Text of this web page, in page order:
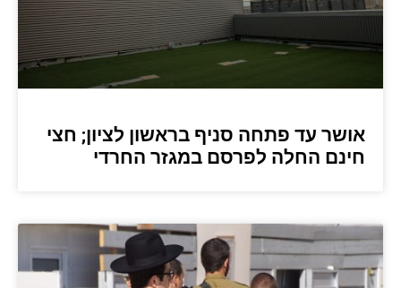
אושר עד פתחה סניף בראשון לציון; חצי
חינם החלה לפרסם במגזר החרדי